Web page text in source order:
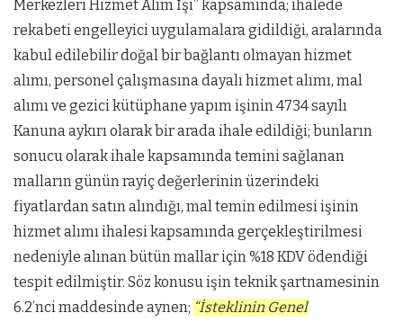
Merkezleri Hizmet Alım İşi” kapsamında; ihalede
rekabeti engelleyici uygulamalara gidildiği, aralarında
kabul edilebilir doğal bir bağlantı olmayan hizmet
alımı, personel çalışmasına dayalı hizmet alımı, mal
alımı ve gezici kütüphane yapım işinin 4734 sayılı
Kanuna aykırı olarak bir arada ihale edildiği; bunların
sonucu olarak ihale kapsamında temini sağlanan
malların günün rayiç değerlerinin üzerindeki
fiyatlardan satın alındığı, mal temin edilmesi işinin
hizmet alımı ihalesi kapsamında gerçekleştirilmesi
nedeniyle alınan bütün mallar için %18 KDV ödendiği
tespit edilmiştir. Söz konusu işin teknik şartnamesinin
6.2’nci maddesinde aynen; “İsteklinin Genel